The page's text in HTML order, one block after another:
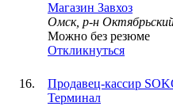
Магазин Завхоз
Омск, р-н
Можно без резюме
Откликнуться
Продавец-кассир
Терминал